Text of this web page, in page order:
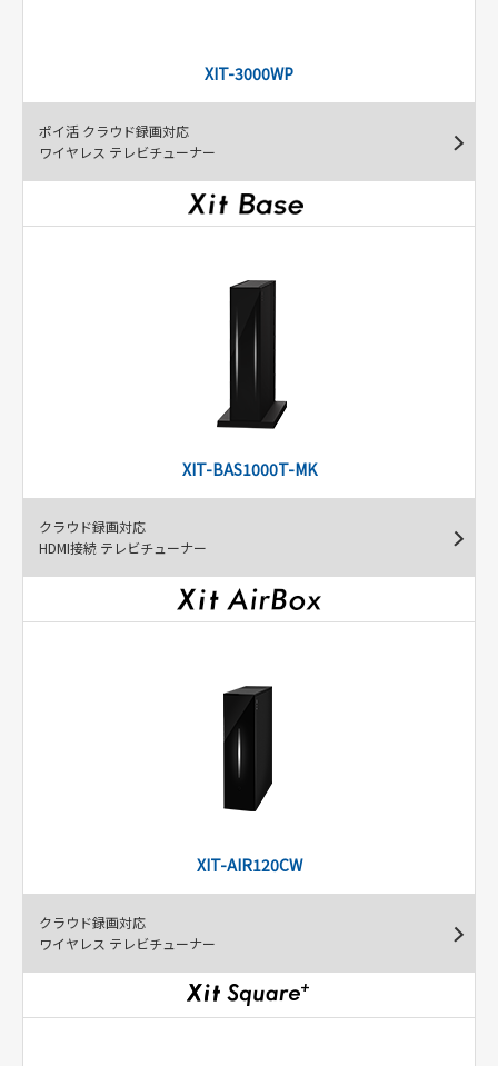
XIT-3000WP
ポイ活 クラウド録画対応
ワイヤレス テレビチューナー
XIT-BAS1000T-MK
クラウド録画対応
HDMI接続 テレビチューナー
XIT-AIR120CW
クラウド録画対応
ワイヤレス テレビチューナー